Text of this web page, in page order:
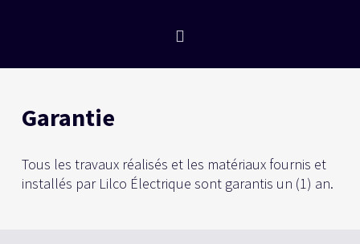
Garantie
Tous les travaux réalisés et les matériaux fournis et
installés par Lilco Électrique sont garantis un (1) an.